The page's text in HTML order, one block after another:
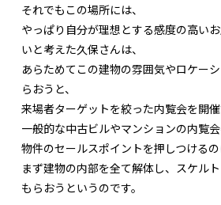
それでもこの場所には、
やっぱり自分が理想とする感度の高い
いと考えた久保さんは、
あらためてこの建物の雰囲気やロケー
らおうと、
来場者ターゲットを絞った内覧会を開催
一般的な中古ビルやマンションの内覧
物件のセールスポイントを押しつけるの
まず建物の内部を全て解体し、スケル
もらおうというのです。